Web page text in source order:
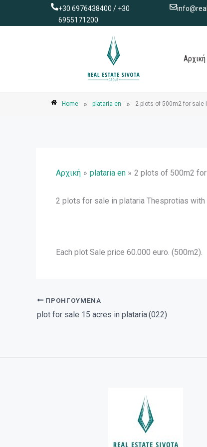
+30 6976438400 / +30
6955171200
Αρχική
Home » plataria en » 2 plots of 500m2 for sale
Αρχική plataria en 2 plots of 500m2 for
2 plots for sale in plataria Thesprotias with
Each plot Sale price 60.000 euro. (500m2).
ΠΡΟΗΓΟΎΜΕΝΑ
plot for sale 15 acres in plataria.(022)